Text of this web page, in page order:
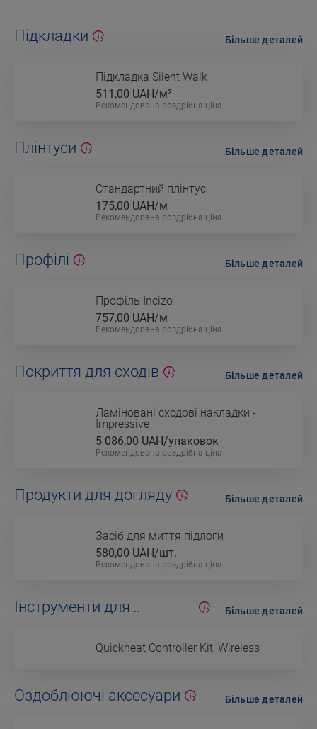
Підкладки
Підкладка Silent Walk
511,00 UAH/м²
Рекомендована роздрібна ціна
Більше деталей
Плінтуси
Стандартний плінтус
175,00 UAH/м
Рекомендована роздрібна ціна
Більше деталей
Профілі
Профіль Incizo
757,00 UAH/м
Рекомендована роздрібна ціна
Більше деталей
Покриття для сходів
Ламіновані сходові накладки -
Impressive
5 086,00 UAH/упаковок
Рекомендована роздрібна ціна
Більше деталей
Продукти для догляду
Засіб для миття підлоги
580,00 UAH/шт.
Рекомендована роздрібна ціна
Більше деталей
Інструменти для
Quickheat Controller Kit, Wireless
Більше деталей
Оздоблюючі аксесуари Більше деталей